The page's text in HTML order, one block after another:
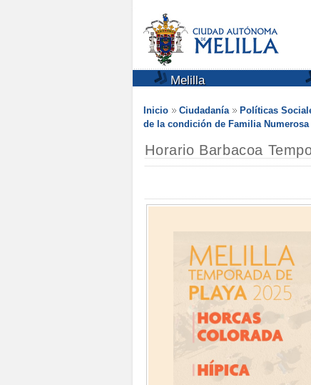
Melilla
Inicio Ciudadanía Políticas
de la condición de Familia Numerosa
Horario Barbacoa